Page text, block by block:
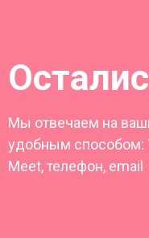
Мы отвечаем на
удобным способом:
Meet, телефон, email